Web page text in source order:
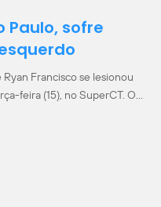
Paulo, sofre
Francisco se lesionou
feira (15), no SuperCT. O…